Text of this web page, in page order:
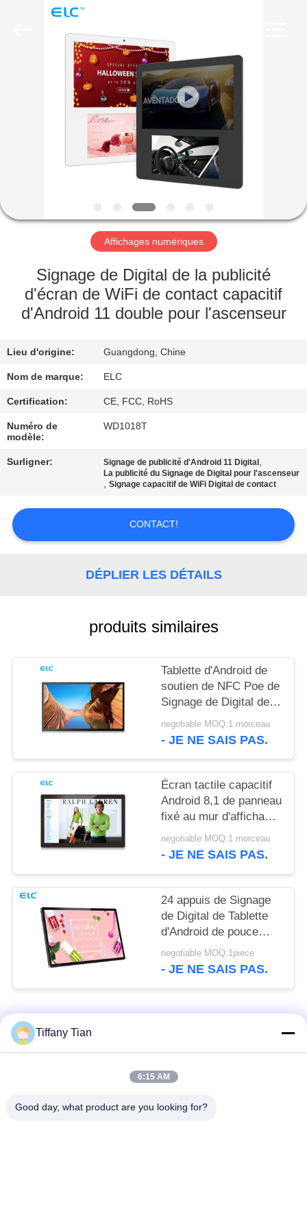
MAISON
PRODUITS
DE
NOUS
VISITE
D'USINE
DE
QUALITÉ
CONTACTEZ-
NOUS
DEMANDEZ
UNE
CITATION
POLITIQUE
MATIÈRE
PROTECTION
LA
VIE
PRIVÉE
Affichages numériques
Signage de Digital de la publicité
d'écran de WiFi de contact capacitif
d'Android 11 double pour l'ascenseur
Lieu d'origine: Guangdong, Chine
Nom de marque: ELC
Certification: CE, FCC, RoHS
Numéro de
modèle:
WD1018T
Surligner: Signage de publicité d'Android 11 Digital ,
La publicité du Signage de Digital pour l'ascenseur
,Signage capacitif de WiFi Digital de contact
CONTACT!
DÉPLIER LES DÉTAILS
produits similaires
Tablette d'Android de
soutien de NFC Poe de
Signage de Digital de
bâti du mur RK3288
negotiable MOQ:1 morceau
- JE NE SAIS PAS.
Écran tactile capacitif
Android 8,1 de panneau
fixé au mur d'affichage
à cristaux liquides de
Rockchip RK3288
negotiable MOQ:1 morceau
- JE NE SAIS PAS.
24 appuis de Signage
de Digital de Tablette
d'Android de pouce
WIFI Bluetooth avec la
caméra avant
negotiable MOQ:1piece
- JE NE SAIS PAS.
Catégories populaires
Solutions d'affichage
Tiffany Tian
6:15 AM
Good day, what product are you looking for?